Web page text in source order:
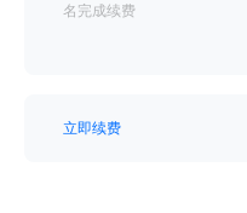
名完成续费
立即续费